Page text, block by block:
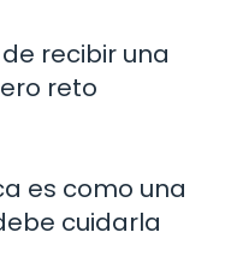
recibir una
reto
es como una
cuidarla